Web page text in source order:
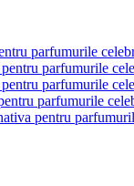
parfumurile
parfumurile
parfumurile
parfumurile
pentru